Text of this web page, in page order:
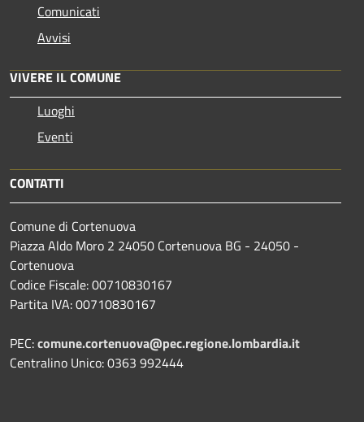
Comunicati
Avvisi
VIVERE IL COMUNE
Luoghi
Eventi
CONTATTI
Comune di Cortenuova
Piazza Aldo Moro 2 24050 Cortenuova BG - 24050 -
Cortenuova
Codice Fiscale: 00710830167
Partita IVA: 00710830167
PEC:comune.cortenuova@pec.regione.lombardia.it
Centralino Unico: 0363 992444